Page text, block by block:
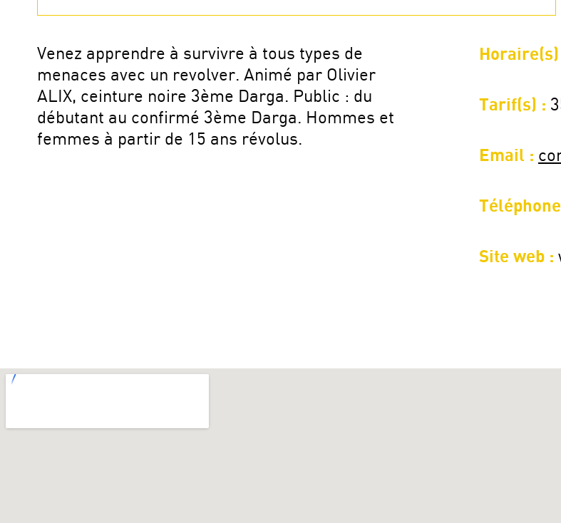
Venez apprendre à survivre à tous types de
menaces avec un revolver. Animé par Olivier
ALIX, ceinture noire 3ème Darga. Public : du
débutant au confirmé 3ème Darga. Hommes et
femmes à partir de 15 ans révolus.
Tarif(s) :
Email :
Site web :